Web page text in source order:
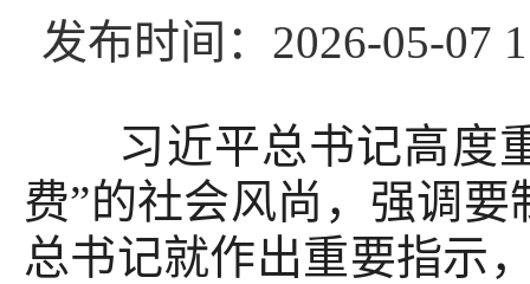
发布时间：2026-05-
习近平总书记高度重
费”的社会风尚，强调
总书记就作出重要指示